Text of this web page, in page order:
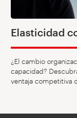
Elasticidad
¿El cambio
capacidad?
ventaja competitiva